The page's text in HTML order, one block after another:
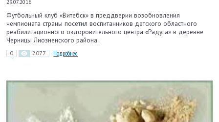
29.07.2016
Футбольный клуб «Витебск» в преддверии возобновления
чемпионата страны посетил воспитанников детского областного
реабилитационного оздоровительного центра «Радуга» в деревне
Черницы Лиозненского района.
0 2077 Подробнее